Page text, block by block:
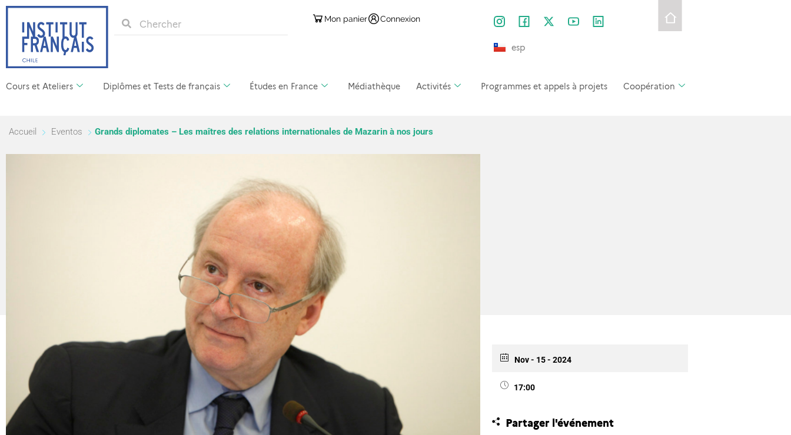
Mon panier Connexion
esp
Cours et Ateliers Diplômes et Tests de français Études en France Médiathèque Activités Programmes et appels à projets Coopération
Accueil Eventos Grands diplomates – Les maîtres des relations internationales de Mazarin à nos jours
Nov - 15 - 2024
17:00
Partager l'événement